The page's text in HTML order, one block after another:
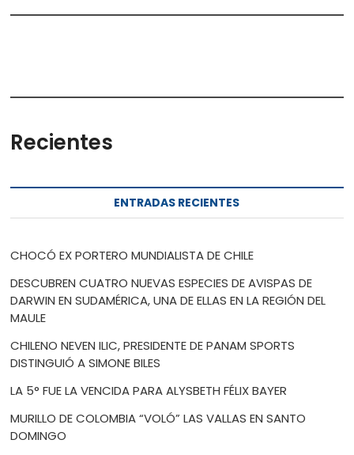
Recientes
ENTRADAS RECIENTES
CHOCÓ EX PORTERO MUNDIALISTA DE CHILE
DESCUBREN CUATRO NUEVAS ESPECIES DE AVISPAS DE
DARWIN EN SUDAMÉRICA, UNA DE ELLAS EN LA REGIÓN DEL
MAULE
CHILENO NEVEN ILIC, PRESIDENTE DE PANAM SPORTS
DISTINGUIÓ A SIMONE BILES
LA 5° FUE LA VENCIDA PARA ALYSBETH FÉLIX BAYER
MURILLO DE COLOMBIA “VOLÓ” LAS VALLAS EN SANTO
DOMINGO